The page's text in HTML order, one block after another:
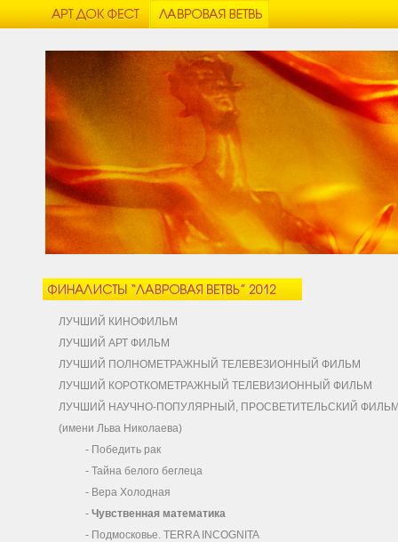
ЛУЧШИЙ КИНОФИЛЬМ
ЛУЧШИЙ АРТ ФИЛЬМ
ЛУЧШИЙ ПОЛНОМЕТРАЖНЫЙ ТЕЛЕВЕЗИОННЫЙ ФИЛЬМ
ЛУЧШИЙ КОРОТКОМЕТРАЖНЫЙ ТЕЛЕВИЗИОННЫЙ ФИЛЬМ
ЛУЧШИЙ НАУЧНО-ПОПУЛЯРНЫЙ, ПРОСВЕТИТЕЛЬСКИЙ
(имени Льва Николаева)
- Победить рак
- Тайна белого беглеца
- Вера Холодная
- Чувственная математика
- Подмосковье. TERRA INCOGNITA